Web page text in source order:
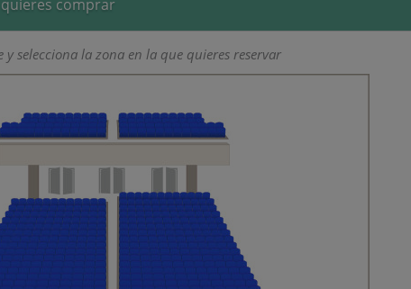
comprar
y selecciona la zona en la que quieres reservar